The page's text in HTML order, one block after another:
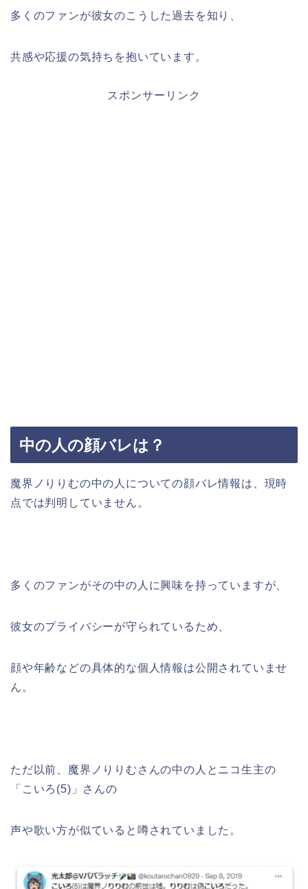
多くのファンが彼女のこうした過去を知り、
共感や応援の気持ちを抱いています。
スポンサーリンク
中の人の顔バレは？
魔界ノりりむの中の人についての顔バレ情報は、現時
点では判明していません。
多くのファンがその中の人に興味を持っていますが、
彼女のプライバシーが守られているため、
顔や年齢などの具体的な個人情報は公開されていませ
ん。
ただ以前、魔界ノりりむさんの中の人とニコ生主の
「こいろ(5)」さんの
声や歌い方が似ていると噂されていました。